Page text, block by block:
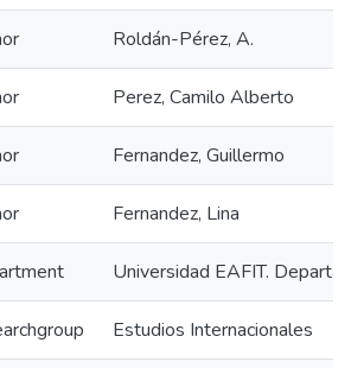
Roldán-Pérez, A.
Perez, Camilo Alberto
Fernandez, Guillermo
Fernandez, Lina
Universidad EAFIT.
Estudios Internacionales